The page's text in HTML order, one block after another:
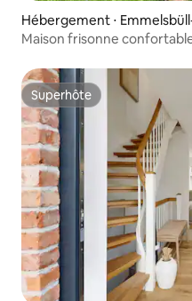
Hébergement ⋅
Maison frisonne
Superhôte
Superhôte